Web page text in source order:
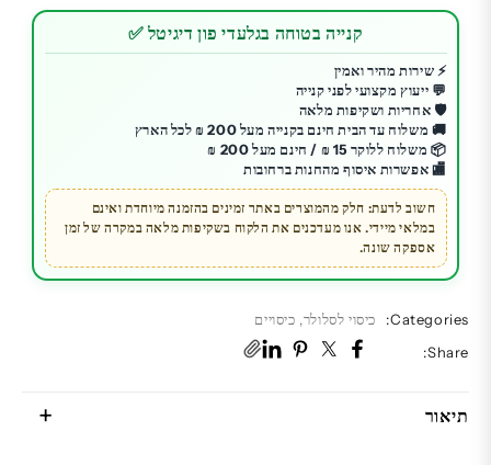
כיסוי
Otterbox
ל
iPhone
13
פרו
מקס
דגם
Symmetry
קנייה בטוחה בגלעדי פון דיגיטל ✅
⚡ שירות מהיר ואמין
💬 ייעוץ מקצועי לפני קנייה
🛡️ אחריות ושקיפות מלאה
🚚 משלוח עד הבית חינם בקנייה מעל 200 ₪ לכל הארץ
📦 משלוח ללוקר 15 ₪ / חינם מעל 200 ₪
🏬 אפשרות איסוף מהחנות ברחובות
חשוב לדעת: חלק מהמוצרים באתר זמינים בהזמנה מיוחדת ואינם
במלאי מיידי. אנו מעדכנים את הלקוח בשקיפות מלאה במקרה של זמן
אספקה שונה.
Categories: כיסוי לסלולר, כיסויים
Share:
תיאור